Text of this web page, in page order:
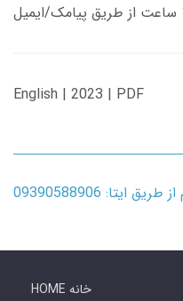
English | 2023 | PDF
ایتا: 09390588906
HOME خانه